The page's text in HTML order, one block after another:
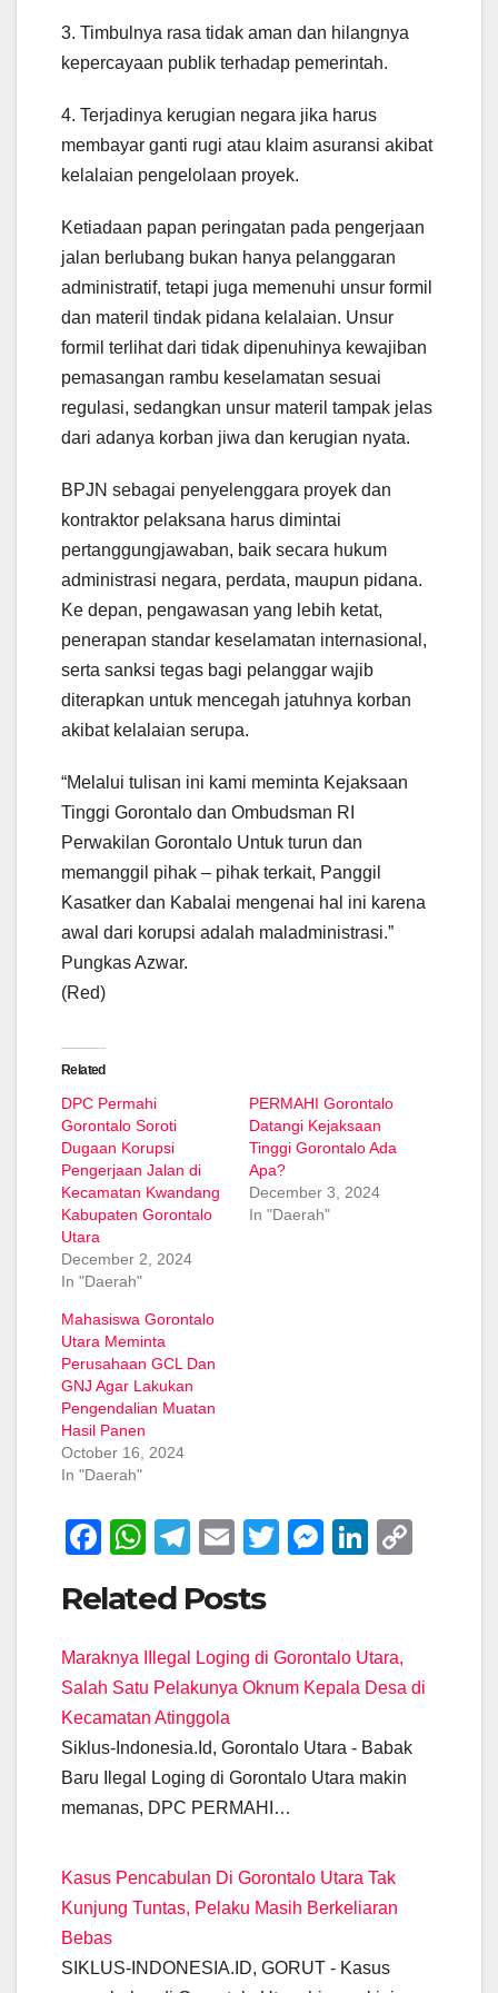
3. Timbulnya rasa tidak aman dan hilangnya
kepercayaan publik terhadap pemerintah.
4. Terjadinya kerugian negara jika harus
membayar ganti rugi atau klaim asuransi akibat
kelalaian pengelolaan proyek.
Ketiadaan papan peringatan pada pengerjaan
jalan berlubang bukan hanya pelanggaran
administratif, tetapi juga memenuhi unsur formil
dan materil tindak pidana kelalaian. Unsur
formil terlihat dari tidak dipenuhinya kewajiban
pemasangan rambu keselamatan sesuai
regulasi, sedangkan unsur materil tampak jelas
dari adanya korban jiwa dan kerugian nyata.
BPJN sebagai penyelenggara proyek dan
kontraktor pelaksana harus dimintai
pertanggungjawaban, baik secara hukum
administrasi negara, perdata, maupun pidana.
Ke depan, pengawasan yang lebih ketat,
penerapan standar keselamatan internasional,
serta sanksi tegas bagi pelanggar wajib
diterapkan untuk mencegah jatuhnya korban
akibat kelalaian serupa.
“Melalui tulisan ini kami meminta Kejaksaan
Tinggi Gorontalo dan Ombudsman RI
Perwakilan Gorontalo Untuk turun dan
memanggil pihak – pihak terkait, Panggil
Kasatker dan Kabalai mengenai hal ini karena
awal dari korupsi adalah maladministrasi.”
Pungkas Azwar.
(Red)
Related
DPC Permahi
Gorontalo Soroti
Dugaan Korupsi
Pengerjaan Jalan di
Kecamatan Kwandang
Kabupaten Gorontalo
Utara
December 2, 2024
In "Daerah"
PERMAHI Gorontalo
Datangi Kejaksaan
Tinggi Gorontalo Ada
Apa?
December 3, 2024
In "Daerah"
Mahasiswa Gorontalo
Utara Meminta
Perusahaan GCL Dan
GNJ Agar Lakukan
Pengendalian Muatan
Hasil Panen
October 16, 2024
In "Daerah"
F
c
e
b
o
o
k
W
at
s
A
p
p
T
e
gr
a
m
E
ail
T
er
M
e
n
er
Li
e
dI Li
Related Posts
Maraknya IIlegal Loging di Gorontalo Utara,
Salah Satu Pelakunya Oknum Kepala Desa di
Kecamatan Atinggola
Siklus-Indonesia.Id, Gorontalo Utara - Babak
Baru Ilegal Loging di Gorontalo Utara makin
memanas, DPC PERMAHI…
Kasus Pencabulan Di Gorontalo Utara Tak
Kunjung Tuntas, Pelaku Masih Berkeliaran
Bebas
SIKLUS-INDONESIA.ID, GORUT - Kasus